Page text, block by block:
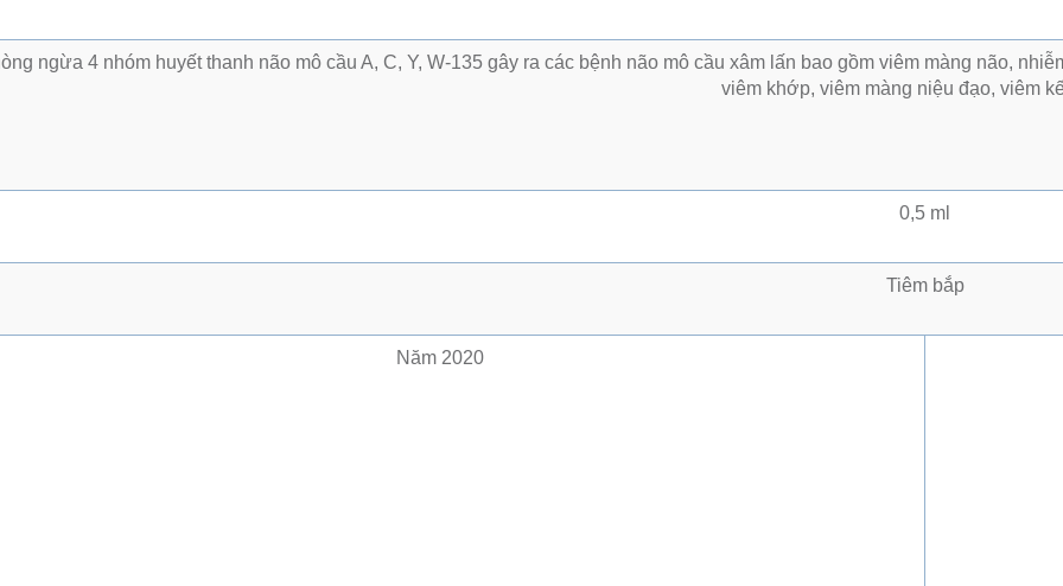
ngừa 4 nhóm huyết thanh não mô cầu A, C, Y, W-135 gây ra các bệnh não mô cầu xâm lấn bao gồm viêm màng não,
viêm khớp, viêm màng niệu đạo, viêm
0,5 ml
Tiêm bắp
Năm 2020